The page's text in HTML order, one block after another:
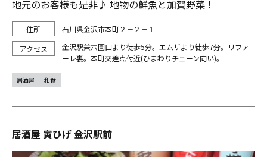
地元のお客様も是非♪ 地物の鮮魚と加賀野菜！
石川県金沢市本町２－２－１
金沢駅兼六園口より徒歩5分。エムザより徒歩7分。リファ
ーレ裏。本町交差点付近(ひまわりチェーン向い)。
居酒屋 和食
居酒屋 寅ひげ 金沢駅前